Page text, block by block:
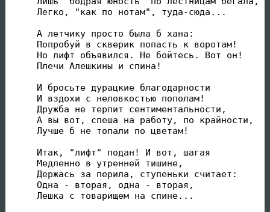
Легко, "как по нотам", туда-сюда...
А летчику просто была б хана:
Попробуй в скверик попасть к воротам!
Но лифт объявился. Не бойтесь. Вот он!
Плечи Алешкины и спина!
И бросьте дурацкие благодарности
И вздохи с неловкостью пополам!
Дружба не терпит сентиментальности,
А вы вот, спеша на работу, по крайности,
Лучше б не топали по цветам!
Итак, "лифт" подан! И вот, шагая
Медленно в утренней тишине,
Держась за перила, ступеньки считает:
Одна - вторая, одна - вторая,
Лешка с товарищем на спине...